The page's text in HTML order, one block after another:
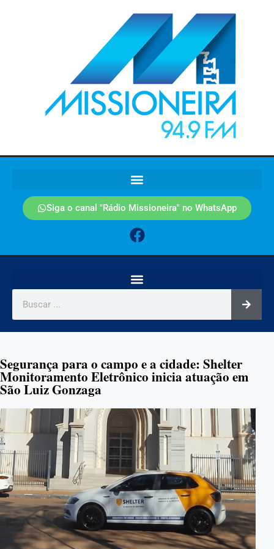
Siga o canal "Rádio Missioneira" no WhatsApp
Segurança para o campo e a cidade: Shelter
Monitoramento Eletrônico inicia atuação em
São Luiz Gonzaga